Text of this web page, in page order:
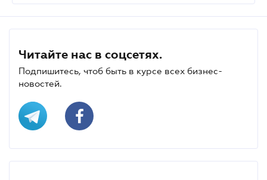
Читайте нас в соцсетях.
Подпишитесь, чтоб быть в курсе всех бизнес-
новостей.